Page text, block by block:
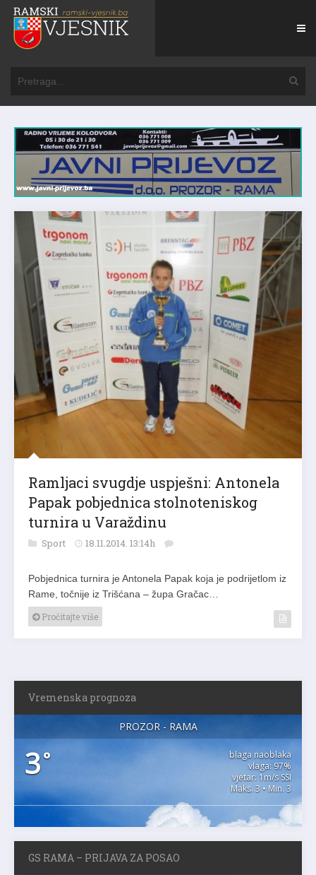
Ramljaci svugdje uspješni: Antonela
Papak pobjednica stolnoteniskog
turnira u Varaždinu
Sport 18.11.2014. 13:14h
Pobjednica turnira je Antonela Papak koja je podrijetlom iz
Rame, točnije iz Trišćana – župa Gračac…
Pročitajte više
Vremenska prognoza
PROZOR - RAMA
3°
blaga naoblaka
vlaga: 97%
vjetar: 1m/s SSI
Maks. 3 • Min. 3
GS RAMA – PRIJAVA ZA POSAO